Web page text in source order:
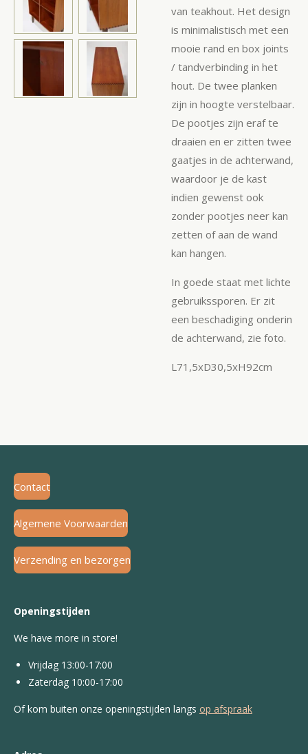
van teakhout. Het design
is minimalistisch met een
mooie rand en box joints
/ tandverbinding in het
hout. De twee planken
zijn in hoogte verstelbaar.
De pootjes zijn eraf te
draaien en er zitten twee
gaatjes in de achterwand,
waardoor je de kast
indien gewenst ook
zonder pootjes neer kan
zetten of aan de wand
kan hangen.
In goede staat met lichte
gebruikssporen. Er zit
een beschadiging onderin
de achterwand, zie foto.
L71,5xD30,5xH92cm
Contact
Algemene Voorwaarden
Verzending en bezorgen
Openingstijden
We have more in store!
Vrijdag 13:00-17:00
Zaterdag 10:00-17:00
Of kom buiten onze openingstijden langs op afspraak